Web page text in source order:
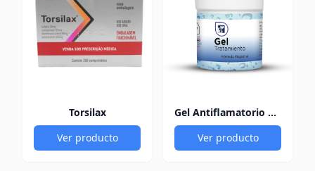
Torsilax
Ver producto
Gel Antiflamatorio 60Gr
Ver producto